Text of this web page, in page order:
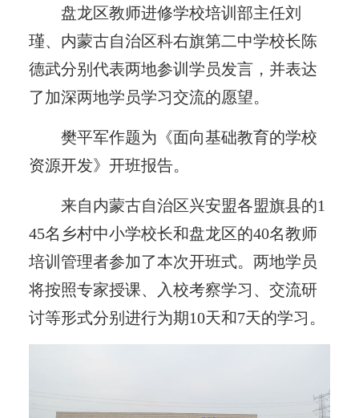
盘龙区教师进修学校培训部主任刘
瑾、内蒙古自治区科右旗第二中学校长陈
德武分别代表两地参训学员发言，并表达
了加深两地学员学习交流的愿望。
樊平军作题为《面向基础教育的学校
资源开发》开班报告。
来自内蒙古自治区兴安盟各盟旗县的1
45名乡村中小学校长和盘龙区的40名教师
培训管理者参加了本次开班式。两地学员
将按照专家授课、入校考察学习、交流研
讨等形式分别进行为期10天和7天的学习。